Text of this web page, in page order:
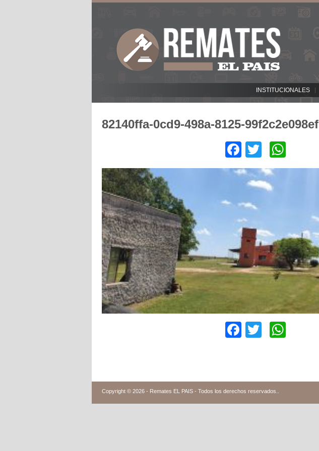
INSTITUCIONALES
82140ffa-0cd9-498a-8125-99f2c2e098ef
Facebook
Twitter
Facebook
Twitter
Copyright © 2026 - Remates EL PAIS - Todos los derechos reservados.